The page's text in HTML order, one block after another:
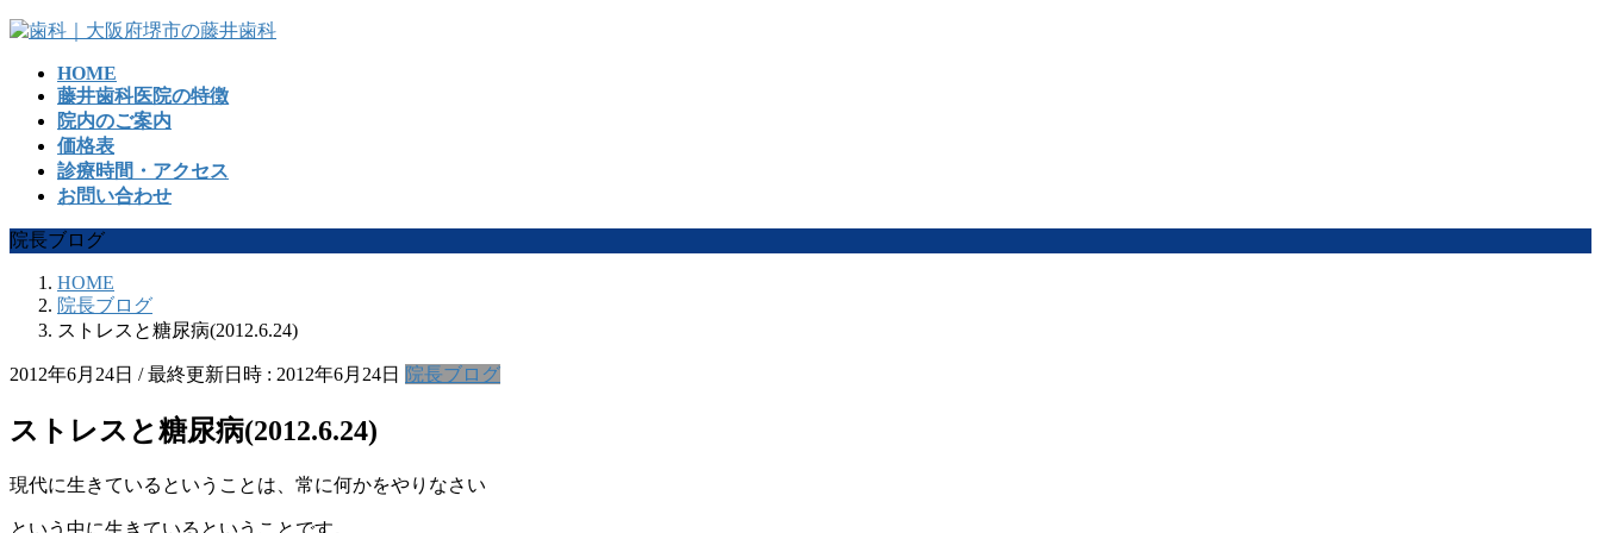
コ
ッ
プ
ナ
移
動
HOME
藤井歯科医院の特徴
院内のご案内
価格表
診療時間・アクセス
お問い合わせ
院長ブログ
HOME
院長ブログ
ストレスと糖尿病(2012.6.24)
2012年6月24日 / 最終更新日時 : 2012年6月24日 院長ブログ
ストレスと糖尿病(2012.6.24)
現代に生きているということは、常に何かをやりなさい
という中に生きているということです。